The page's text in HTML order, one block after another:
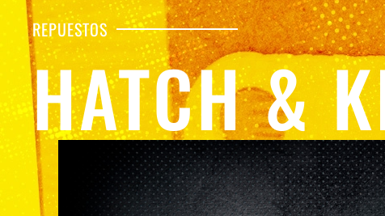
REPUESTOS
HATCH &